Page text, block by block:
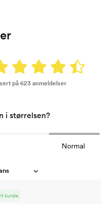
på 623 anmeldelser
i størrelsen?
Normal
etter
kunde